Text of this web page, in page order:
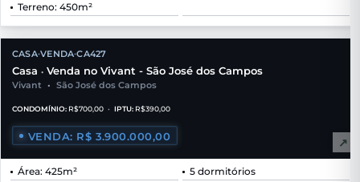
Terreno: 450m²
CASA•VENDA•CA427
Casa • Venda no Vivant - São José dos Campos
Vivant • São José dos Campos
CONDOMÍNIO: R$700,00 • IPTU: R$390,00
VENDA: R$ 3.900.000,00 ↗
Área: 425m²
5 dormitórios